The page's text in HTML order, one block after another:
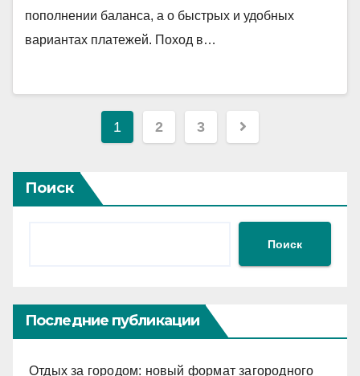
пополнении баланса, а о быстрых и удобных
вариантах платежей. Поход в…
Пагинация
1 2 3
Поиск
Поиск
Последние публикации
Отдых за городом: новый формат загородного